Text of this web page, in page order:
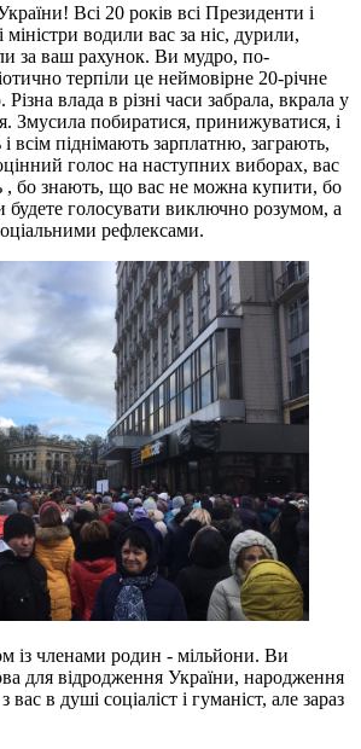
Всі 20 років всі Президенти і
водили вас за ніс, дурили,
за ваш рахунок. Ви мудро, по-
терпіли це неймовірне 20-річне
влада в різні часи забрала, вкрала у
Змусила побиратися, принижуватися, і
і всім піднімають зарплатню, заграють,
голос на наступних виборах, вас
, бо знають, що вас не можна купити, бо
голосувати виключно розумом, а
рефлексами.
із членами родин - мільйони. Ви
для відродження України, народження
в душі соціаліст і гуманіст, але зараз